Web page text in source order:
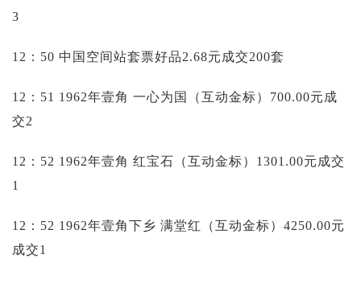
3
12：50 中国空间站套票好品2.68元成交200套
12：51 1962年壹角 一心为国（互动金标）700.00元成
交2
12：52 1962年壹角 红宝石（互动金标）1301.00元成交
1
12：52 1962年壹角下乡 满堂红（互动金标）4250.00元
成交1